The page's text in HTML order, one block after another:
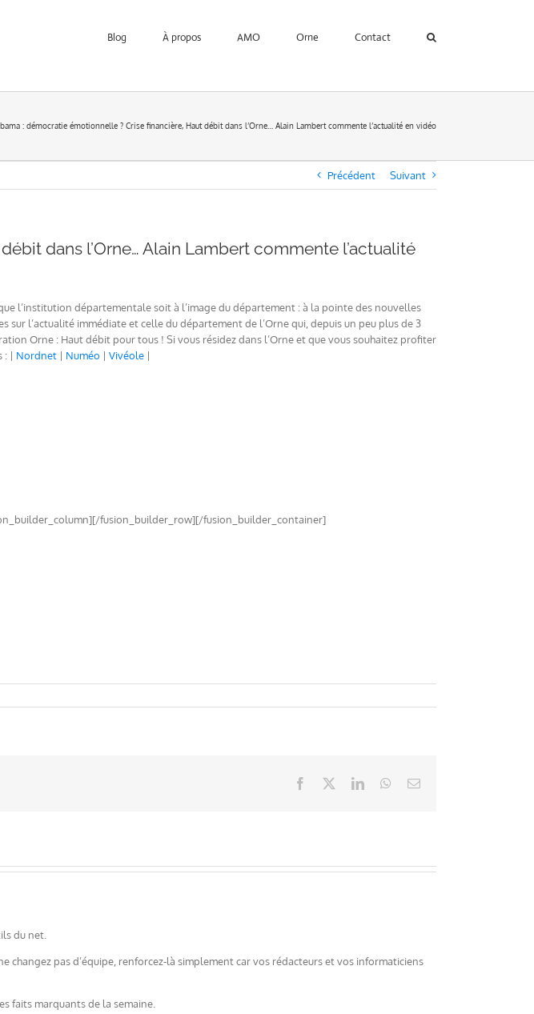
Blog À propos AMO Orne Contact
: démocratie émotionnelle ? Crise financière, Haut débit dans l’Orne… Alain Lambert commente l’actualité en vidéo
Précédent Suivant
dans l’Orne… Alain Lambert commente l’actualité
l’institution départementale soit à l’image du département : à la pointe des nouvelles
l’actualité immédiate et celle du département de l’Orne qui, depuis un peu plus de 3
Orne : Haut débit pour tous ! Si vous résidez dans l’Orne et que vous souhaitez profiter
: | Nordnet | Numéo | Vivéole |
fusion_builder_row][/fusion_builder_container]
Facebook LinkedInWhatsApp
Email
du net.
pas d’équipe, renforcez-là simplement car vos rédacteurs et vos informaticiens
faits marquants de la semaine.